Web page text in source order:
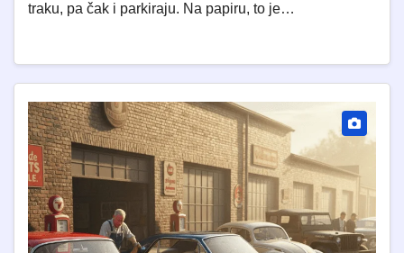
traku, pa čak i parkiraju. Na papiru, to je…